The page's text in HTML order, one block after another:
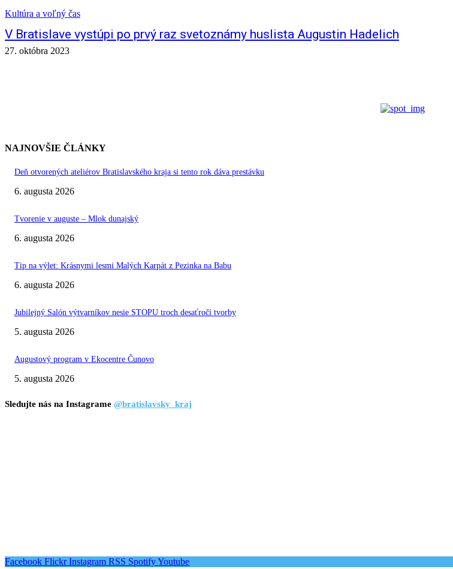
Kultúra a voľný čas
V Bratislave vystúpi po prvý raz svetoznámy huslista Augustin Hadelich
27. októbra 2023
NAJNOVŠIE ČLÁNKY
Deň otvorených ateliérov Bratislavského kraja si tento rok dáva prestávku
6. augusta 2026
Tvorenie v auguste – Mlok dunajský
6. augusta 2026
Tip na výlet: Krásnymi lesmi Malých Karpát z Pezinka na Babu
6. augusta 2026
Jubilejný Salón výtvarníkov nesie STOPU troch desaťročí tvorby
5. augusta 2026
Augustový program v Ekocentre Čunovo
5. augusta 2026
Sledujte nás na Instagrame @bratislavsky_kraj
Facebook Flickr Instagram RSS SpotifyYoutube